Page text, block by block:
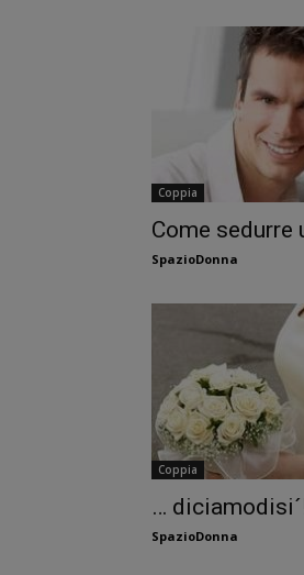
Coppia
Come sedurre
SpazioDonna
Coppia
…
SpazioDonna